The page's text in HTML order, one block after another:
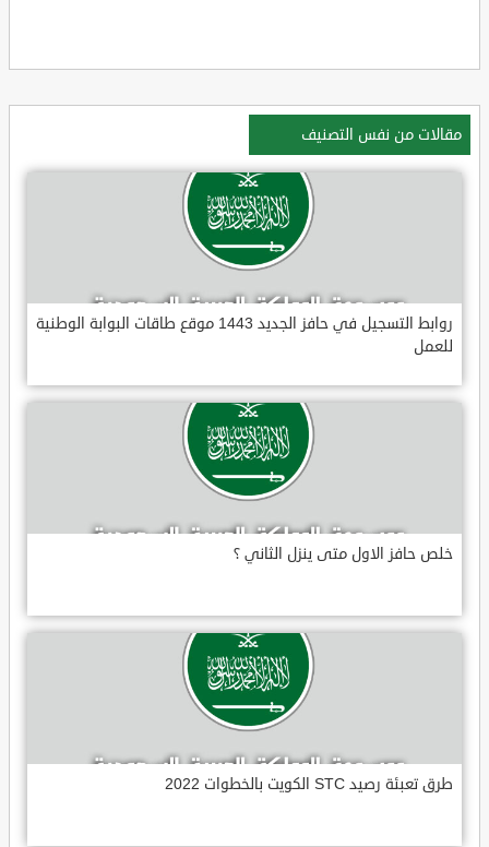
مقالات من نفس التصنيف
روابط التسجيل في حافز الجديد 1443 موقع طاقات البوابة الوطنية
للعمل
خلص حافز الاول متى ينزل الثاني ؟
طرق تعبئة رصيد STC الكويت بالخطوات 2022